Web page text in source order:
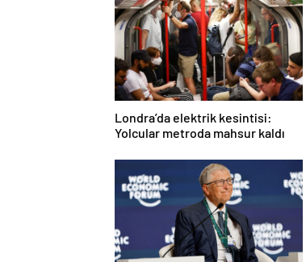
Londra’da elektrik kesintisi:
Yolcular metroda mahsur kaldı